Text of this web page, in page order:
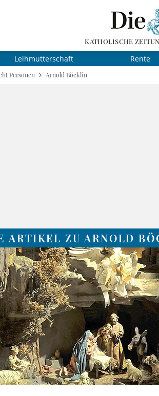
KATHOLISCHE
Leihmutterschaft Rente
Personen Arnold Böcklin
ARTIKEL ZU ARNOLD